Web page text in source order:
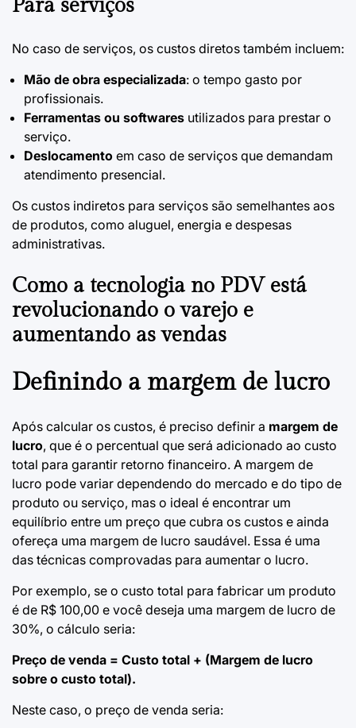
Para serviços
No caso de serviços, os custos diretos também incluem:
Mão de obra especializada: o tempo gasto por
profissionais.
Ferramentas ou softwares utilizados para prestar o
serviço.
Deslocamento em caso de serviços que demandam
atendimento presencial.
Os custos indiretos para serviços são semelhantes aos
de produtos, como aluguel, energia e despesas
administrativas.
Como a tecnologia no PDV está
revolucionando o varejo e
aumentando as vendas
Definindo a margem de lucro
Após calcular os custos, é preciso definir a margem de
lucro, que é o percentual que será adicionado ao custo
total para garantir retorno financeiro. A margem de
lucro pode variar dependendo do mercado e do tipo de
produto ou serviço, mas o ideal é encontrar um
equilíbrio entre um preço que cubra os custos e ainda
ofereça uma margem de lucro saudável. Essa é uma
das técnicas comprovadas para aumentar o lucro.
Por exemplo, se o custo total para fabricar um produto
é de R$ 100,00 e você deseja uma margem de lucro de
30%, o cálculo seria:
Preço de venda = Custo total + (Margem de lucro
sobre o custo total).
Neste caso, o preço de venda seria: